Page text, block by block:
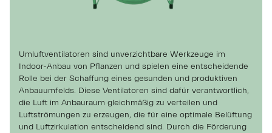
Umluftventilatoren sind unverzichtbare Werkzeuge im
Indoor-Anbau von Pflanzen und spielen eine entscheidende
Rolle bei der Schaffung eines gesunden und produktiven
Anbauumfelds. Diese Ventilatoren sind dafür verantwortlich,
die Luft im Anbauraum gleichmäßig zu verteilen und
Luftströmungen zu erzeugen, die für eine optimale Belüftung
und Luftzirkulation entscheidend sind. Durch die Förderung